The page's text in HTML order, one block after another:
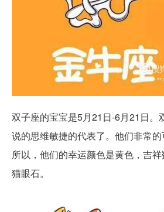
双子座的宝宝是5月21日-6月21日。
说的思维敏捷的代表了。他们非常的
所以，他们的幸运颜色是黄色，吉
猫眼石。